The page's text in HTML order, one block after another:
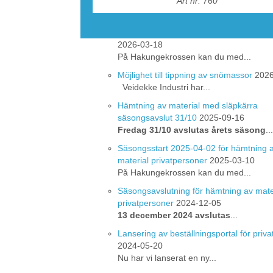
gott samarbete under
2026-03-18
På Hakungekrossen kan du med...
Möjlighet till tippning av snömassor
Veidekke Industri har...
Hämtning av material med släpkärra
säsongsavslut 31/10 2025-09-16
Fredag 31/10 avslutas årets säsong
Säsongsstart 2025-04-02 för hämtning
material privatpersoner 2025-03-10
På Hakungekrossen kan du med...
Säsongsavslutning för hämtning av
privatpersoner 2024-12-05
13 december 2024 avslutas
Lansering av beställningsportal för
2024-05-20
Nu har vi lanserat en ny...